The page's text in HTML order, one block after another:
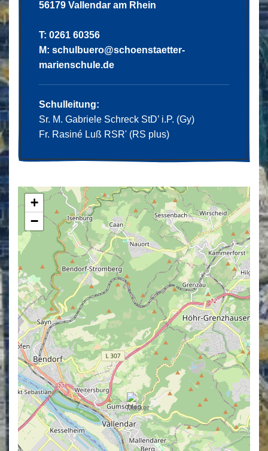
56179 Vallendar am Rhein
T: 0261 60356
M: schulbuero@schoenstaetter-
marienschule.de
Schulleitung:
Sr. M. Gabriele Schreck StD’ i.P. (Gy)
Fr. Rasiné Luß RSR' (RS plus)
+
−